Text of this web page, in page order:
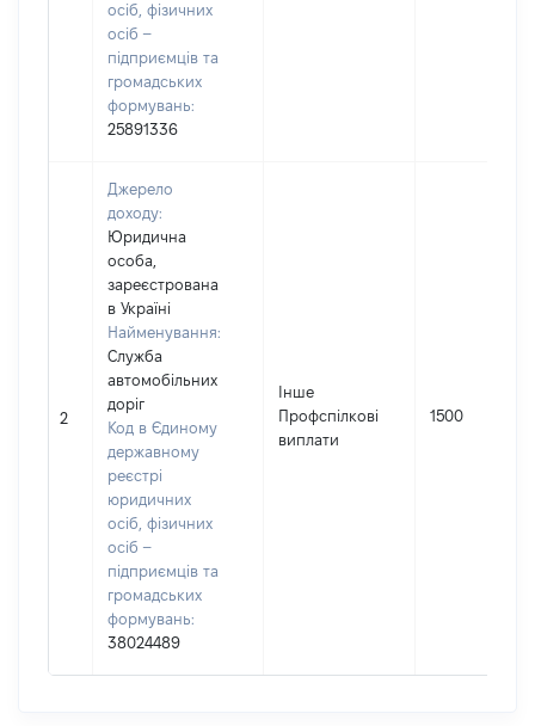
осіб, фізичних
осіб –
підприємців та
громадських
формувань:
25891336
2
Джерело
доходу:
Юридична
особа,
зареєстрована
в Україні
Найменування:
Служба
автомобільних
доріг
Код в Єдиному
державному
реєстрі
юридичних
осіб, фізичних
осіб –
підприємців та
громадських
формувань:
38024489
Інше
Профспілкові
виплати
1500